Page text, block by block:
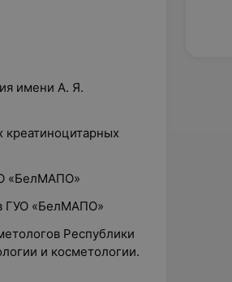
имени А. Я.
креатиноцитарных
«БелМАПО»
ГУО «БелМАПО»
Республики
и косметологии.